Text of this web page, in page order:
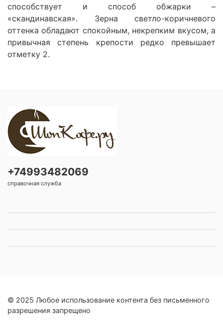
способствует и способ обжарки –
«скандинавская». Зерна светло-коричневого
оттенка обладают спокойным, некрепким вкусом, а
привычная степень крепости редко превышает
отметку 2.
+74993482069
справочная служба
© 2025 Любое использование контента без письменного
разрешения запрещено